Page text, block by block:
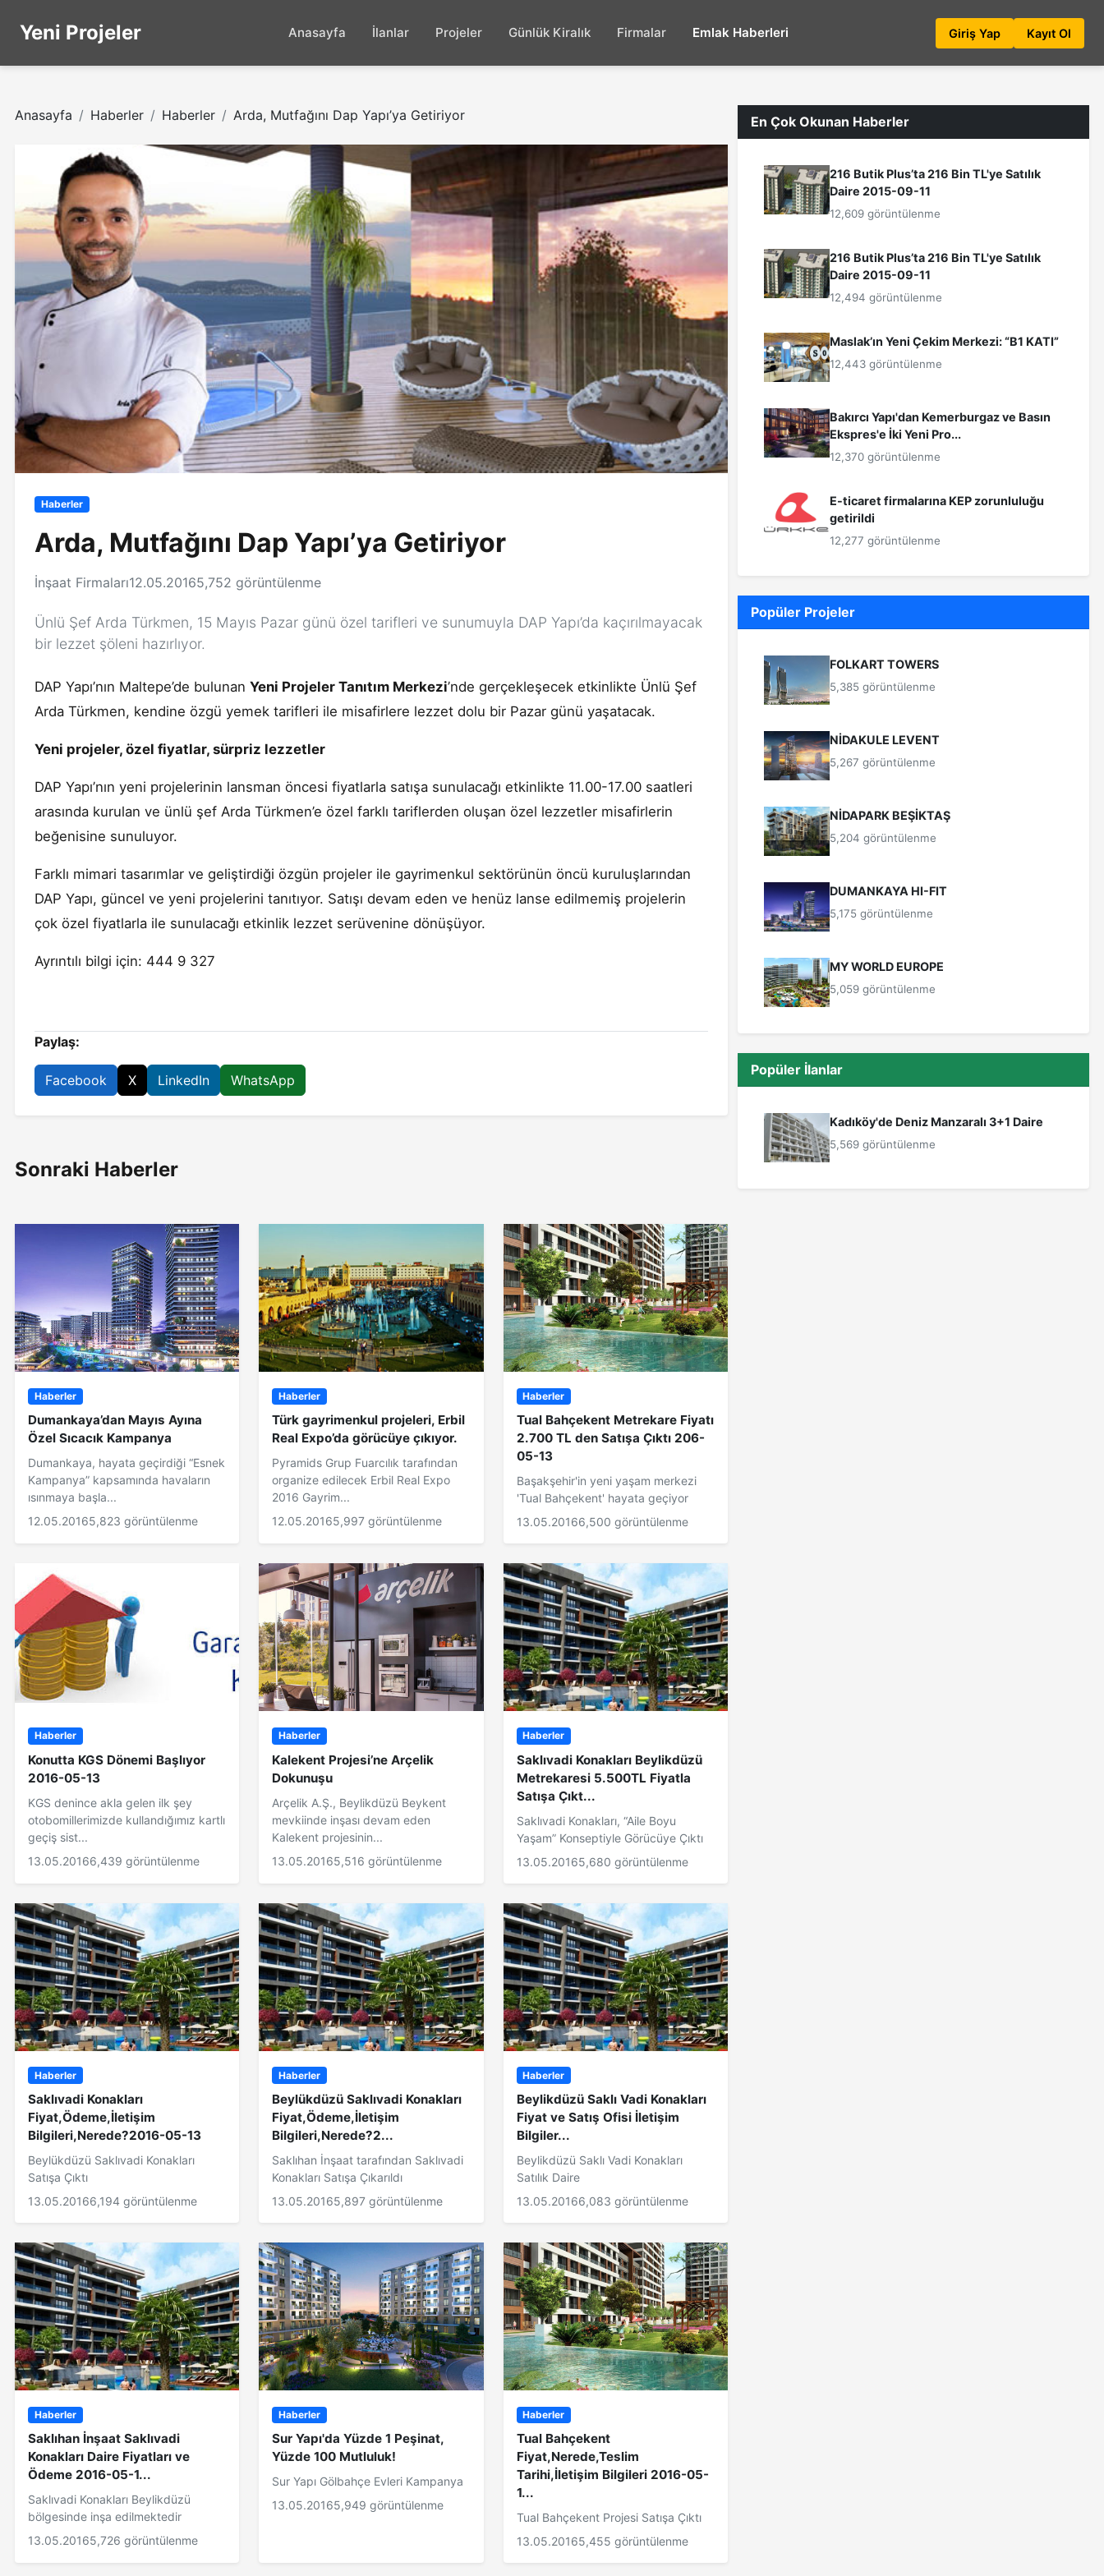
Yeni Projeler Anasayfa İlanlar Projeler Günlük Kiralık Firmalar Emlak Haberleri Giriş Yap Kayıt Ol
Anasayfa Haberler Haberler Arda, Mutfağını Dap Yapı’ya Getiriyor
Haberler
Arda, Mutfağını Dap Yapı’ya Getiriyor
İnşaat Firmaları12.05.20165,752 görüntülenme
Ünlü Şef Arda Türkmen, 15 Mayıs Pazar günü özel tarifleri ve sunumuyla DAP Yapı’da kaçırılmayacak
bir lezzet şöleni hazırlıyor.
DAP Yapı’nın Maltepe’de bulunan Yeni Projeler Tanıtım Merkezi’nde gerçekleşecek etkinlikte Ünlü Şef
Arda Türkmen, kendine özgü yemek tarifleri ile misafirlere lezzet dolu bir Pazar günü yaşatacak.
Yeni projeler, özel fiyatlar, sürpriz lezzetler
DAP Yapı’nın yeni projelerinin lansman öncesi fiyatlarla satışa sunulacağı etkinlikte 11.00-17.00 saatleri
arasında kurulan ve ünlü şef Arda Türkmen’e özel farklı tariflerden oluşan özel lezzetler misafirlerin
beğenisine sunuluyor.
Farklı mimari tasarımlar ve geliştirdiği özgün projeler ile gayrimenkul sektörünün öncü kuruluşlarından
DAP Yapı, güncel ve yeni projelerini tanıtıyor. Satışı devam eden ve henüz lanse edilmemiş projelerin
çok özel fiyatlarla ile sunulacağı etkinlik lezzet serüvenine dönüşüyor.
Ayrıntılı bilgi için: 444 9 327
Paylaş:
Facebook X LinkedIn WhatsApp
Sonraki Haberler
Haberler
Dumankaya’dan Mayıs Ayına
Özel Sıcacık Kampanya
Dumankaya, hayata geçirdiği “Esnek
Kampanya” kapsamında havaların
ısınmaya başla...
12.05.20165,823 görüntülenme
Haberler
Türk gayrimenkul projeleri, Erbil
Real Expo’da görücüye çıkıyor.
Pyramids Grup Fuarcılık tarafından
organize edilecek Erbil Real Expo
2016 Gayrim...
12.05.20165,997 görüntülenme
Haberler
Tual Bahçekent Metrekare Fiyatı
2.700 TL den Satışa Çıktı 206-
05-13
Başakşehir'in yeni yaşam merkezi
'Tual Bahçekent' hayata geçiyor
13.05.20166,500 görüntülenme
Haberler
Konutta KGS Dönemi Başlıyor
2016-05-13
KGS denince akla gelen ilk şey
otobomillerimizde kullandığımız kartlı
geçiş sist...
13.05.20166,439 görüntülenme
Haberler
Kalekent Projesi’ne Arçelik
Dokunuşu
Arçelik A.Ş., Beylikdüzü Beykent
mevkiinde inşası devam eden
Kalekent projesinin...
13.05.20165,516 görüntülenme
Haberler
Saklıvadi Konakları Beylikdüzü
Metrekaresi 5.500TL Fiyatla
Satışa Çıkt...
Saklıvadi Konakları, “Aile Boyu
Yaşam” Konseptiyle Görücüye Çıktı
13.05.20165,680 görüntülenme
Haberler
Saklıvadi Konakları
Fiyat,Ödeme,İletişim
Bilgileri,Nerede?2016-05-13
Beylükdüzü Saklıvadi Konakları
Satışa Çıktı
13.05.20166,194 görüntülenme
Haberler
Beylükdüzü Saklıvadi Konakları
Fiyat,Ödeme,İletişim
Bilgileri,Nerede?2...
Saklıhan İnşaat tarafından Saklıvadi
Konakları Satışa Çıkarıldı
13.05.20165,897 görüntülenme
Haberler
Beylikdüzü Saklı Vadi Konakları
Fiyat ve Satış Ofisi İletişim
Bilgiler...
Beylikdüzü Saklı Vadi Konakları
Satılık Daire
13.05.20166,083 görüntülenme
Haberler
Saklıhan İnşaat Saklıvadi
Konakları Daire Fiyatları ve
Ödeme 2016-05-1...
Saklıvadi Konakları Beylikdüzü
bölgesinde inşa edilmektedir
13.05.20165,726 görüntülenme
Haberler
Sur Yapı'da Yüzde 1 Peşinat,
Yüzde 100 Mutluluk!
Sur Yapı Gölbahçe Evleri Kampanya
13.05.20165,949 görüntülenme
Haberler
Tual Bahçekent
Fiyat,Nerede,Teslim
Tarihi,İletişim Bilgileri 2016-05-
1...
Tual Bahçekent Projesi Satışa Çıktı
13.05.20165,455 görüntülenme
En Çok Okunan Haberler
216 Butik Plus’ta 216 Bin TL'ye Satılık
Daire 2015-09-11
12,609 görüntülenme
216 Butik Plus’ta 216 Bin TL'ye Satılık
Daire 2015-09-11
12,494 görüntülenme
Maslak’ın Yeni Çekim Merkezi: “B1 KATI”
12,443 görüntülenme
Bakırcı Yapı'dan Kemerburgaz ve Basın
Ekspres'e İki Yeni Pro...
12,370 görüntülenme
E-ticaret firmalarına KEP zorunluluğu
getirildi
12,277 görüntülenme
Popüler Projeler
FOLKART TOWERS
5,385 görüntülenme
NİDAKULE LEVENT
5,267 görüntülenme
NİDAPARK BEŞİKTAŞ
5,204 görüntülenme
DUMANKAYA HI-FIT
5,175 görüntülenme
MY WORLD EUROPE
5,059 görüntülenme
Popüler İlanlar
Kadıköy'de Deniz Manzaralı 3+1 Daire
5,569 görüntülenme